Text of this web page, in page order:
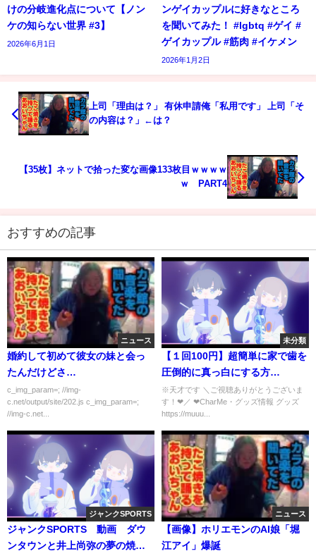
けの分岐進化点について【ノン
ケの知らない世界 #3】
2026年6月1日
ンゲイカップルに好きなところ
を聞いてみた！ #lgbtq #ゲイ #
ゲイカップル #筋肉 #イケメン
2026年1月2日
上司「理由は？」 有休申請俺「私用です」 上司「そ
の内容は？」←は？
【35枚】ネットで拾った変な画像133枚目ｗｗｗｗ
ｗ PART4
おすすめの記事
ニュース
婚約して初めて彼女の妹と会っ
たんだけどさ…
c_img_param=; //img-
c.net/output/site/202.js c_img_param=;
//img-c.net...
未分類
【１回100円】超簡単に家で歯を
圧倒的に真っ白にする方
法！！！！私のセルフホワイト
ニングを紹介したよ！【３Dクレ
スト】
※天才です ＼ご視聴ありがとうございま
す！❤︎／ ❤︎CharMe・グッズ情報 グッズ
https://muuu...
ジャンクSPORTS
ジャンクSPORTS 動画 ダウ
ンタウンと井上尚弥の夢の焼肉
ニュース
【画像】ホリエモンのAI娘「堀
江アイ」爆誕